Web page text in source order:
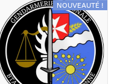
NOUVEAUTÉ !